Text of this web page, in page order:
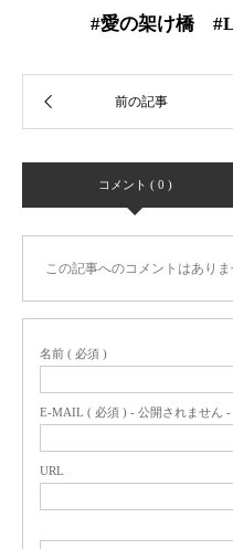
#愛の架け橋
コメント ( 0 )
この記事へのコメントはありま
名前 ( 必須 )
E-MAIL ( 必須 ) - 公開されません -
URL